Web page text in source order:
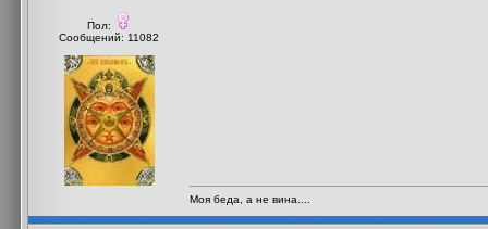
Пол:
Сообщений: 11082
Моя беда, а не вина....